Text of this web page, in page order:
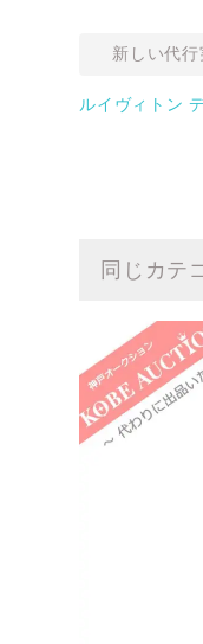
新しい代行
ルイヴィトン
同じカテ